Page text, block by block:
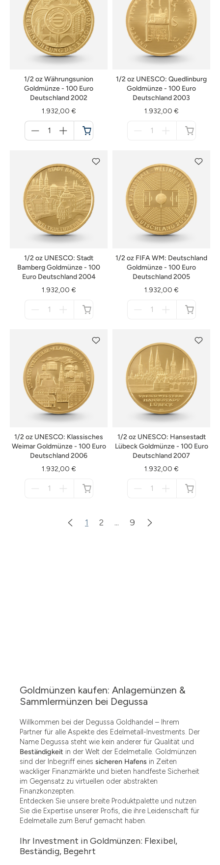
1/2 oz Währungsunion
Goldmünze - 100 Euro
Deutschland 2002
1.932,00 €
für
Warenkorb
1/2 oz UNESCO: Quedlinburg
Goldmünze - 100 Euro
Deutschland 2003
1.932,00 €
1/2 oz UNESCO: Stadt
Bamberg Goldmünze - 100
Euro Deutschland 2004
1.932,00 €
1/2 oz FIFA WM: Deutschland
Goldmünze - 100 Euro
Deutschland 2005
1.932,00 €
1/2 oz UNESCO: Klassisches
Weimar Goldmünze - 100 Euro
Deutschland 2006
1.932,00 €
1/2 oz UNESCO: Hansestadt
Lübeck Goldmünze - 100 Euro
Deutschland 2007
1.932,00 €
1 2 ... 9
Goldmünzen kaufen: Anlagemünzen &
Sammlermünzen bei Degussa
Willkommen bei der Degussa Goldhandel – Ihrem
Partner für alle Aspekte des Edelmetall-Investments. Der
Name Degussa steht wie kein anderer für Qualität und
Beständigkeit in der Welt der Edelmetalle. Goldmünzen
sind der Inbegriff eines sicheren Hafens in Zeiten
wackliger Finanzmärkte und bieten handfeste Sicherheit
im Gegensatz zu virtuellen oder abstrakten
Finanzkonzepten.
Entdecken Sie unsere breite Produktpalette und nutzen
Sie die Expertise unserer Profis, die ihre Leidenschaft für
Edelmetalle zum Beruf gemacht haben.
Ihr Investment in Goldmünzen: Flexibel,
Beständig, Begehrt